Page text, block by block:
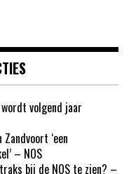
volgend jaar
‘een
– NOS
bij de NOS te zien? –